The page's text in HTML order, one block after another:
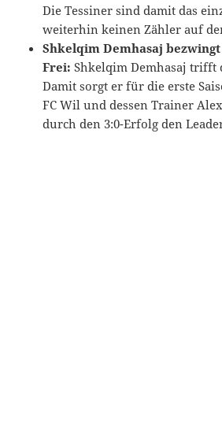
Die Tessiner sind damit das
weiterhin keinen Zähler auf
Shkelqim Demhasaj
Frei:Shkelqim Demhasaj trifft
Damit sorgt er für die erste
FC Wil und dessen Trainer
durch den 3:0-Erfolg den